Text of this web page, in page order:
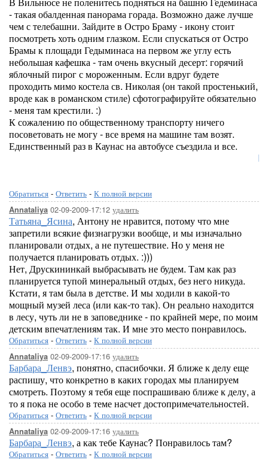
- такая обалденная панорама горада. Возможно даже лучше
чем с телебашни. Зайдите в Остро Браму - икону стоит
посмотреть хоть одним глазком. Если спускаться от Остро
Брамы к площади Гедыминаса на первом же углу есть
небольшая кафешка - там очень вкусный десерт: горячий
яблочный пирог с мороженным. Если вдруг будете
проходить мимо костела св. Николая (он такой простенький,
вроде как в романском стиле) сфотографируйте обязательно
- меня там крестили. :)
К сожалению по общественному транспорту ничего
посоветовать не могу - все время на машине там возят.
Единственный раз в Каунас на автобусе съездила и все.
Обратиться - Ответить - К полной версии
Annataliya 02-09-2009-17:12 удалить
Татьяна_Ясина, Антону не нравится, потому что мне
запретили всякие физнагрузки вообще, и мы изначально
планировали отдых, а не путешествие. Но у меня не
получается планировать отдых. :)))
Нет, Друскининкай выбрасывать не будем. Там как раз
планируется тупой минеральный отдых, без него никуда.
Кстати, я там была в детстве. И мы ходили в какой-то
мощный музей леса (или как-то так). Он реально находится
в лесу, чуть ли не в заповеднике - по крайней мере, по моим
детским впечатлениям так. И мне это место понравилось.
Обратиться - Ответить - К полной версии
Annataliya 02-09-2009-17:16 удалить
Барбара_Ленвэ, понятно, спасибочки. Я ближе к делу еще
распишу, что конкретно в каких городах мы планируем
смотреть. Поэтому я тебя еще поспрашиваю ближе к делу, а
то я пока не особо в теме насчет достопримечательностей.
Обратиться - Ответить - К полной версии
Annataliya 02-09-2009-17:16 удалить
Барбара_Ленвэ, а как тебе Каунас? Понравилось там?
Обратиться - Ответить - К полной версии